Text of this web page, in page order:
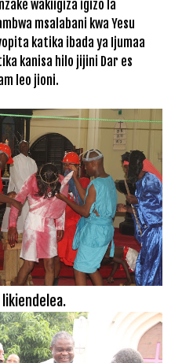
wakiigiza igizo la
msalabani kwa Yesu
katika ibada ya Ijumaa
kanisa hilo jijini Dar es
leo jioni.
likiendelea.